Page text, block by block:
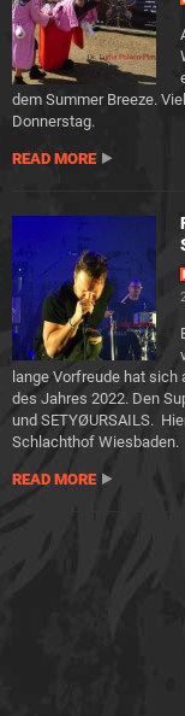
dem Summer Breeze.
Donnerstag.
READ MORE
lange Vorfreude hat sich
des Jahres 2022. Den
und SETYØURSAILS.
Schlachthof Wiesbaden.
READ MORE